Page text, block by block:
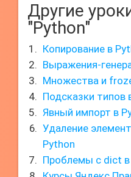
Другие
"Python"
Копирование в
Выражения-
Множества и
Подсказки типов
Явный импорт в
Удаление
Python
Проблемы с dict в